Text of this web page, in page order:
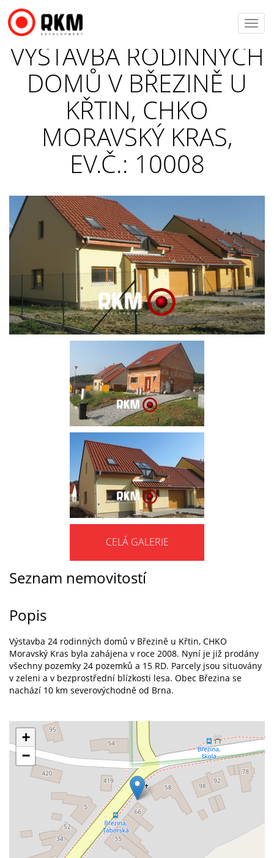
VÝSTAVBA RODINNÝCH
DOMŮ V BŘEZINĚ U
KŘTIN, CHKO
MORAVSKÝ KRAS,
EV.Č.: 10008
CELÁ GALERIE
Seznam nemovitostí
Popis
Výstavba 24 rodinných domů v Březině u Křtin, CHKO
Moravský Kras byla zahájena v roce 2008. Nyní je již prodány
všechny pozemky 24 pozemků a 15 RD. Parcely jsou situovány
v zeleni a v bezprostřední blízkosti lesa. Obec Březina se
nachází 10 km severovýchodně od Brna.
+
−